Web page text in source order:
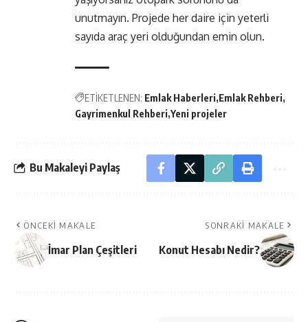
unutmayın. Projede her daire için yeterli
sayıda araç yeri olduğundan emin olun.
ETİKETLENEN: Emlak Haberleri Emlak Rehberi
Gayrimenkul Rehberi Yeni projeler
Bu Makaleyi Paylaş
ÖNCEKI MAKALE
İmar Plan Çeşitleri
SONRAKI MAKALE
Konut Hesabı Nedir?